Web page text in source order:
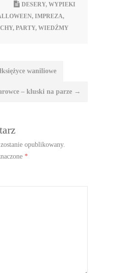
DESERY, WYPIEKI
, IMPREZA,
, PARTY, WIEDŹMY
waniliowe
– kluski na parze →
opublikowany.
*